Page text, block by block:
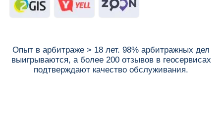
Опыт в арбитраже > 18 лет. 98% арбитражных дел
выигрываются, а более 200 отзывов в геосервисах
подтверждают качество обслуживания.